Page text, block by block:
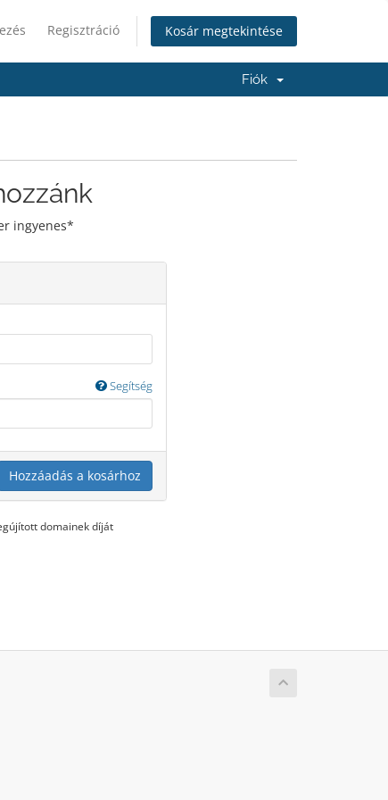
Regisztráció Kosár megtekintése
Fiók
ingyenes*
Segítség
Hozzáadás a kosárhoz
domainek díját